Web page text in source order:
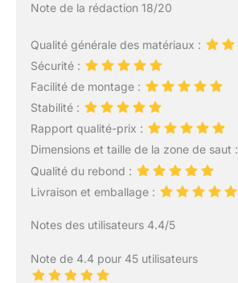
Note de la rédaction 18/20
Qualité générale des matériaux :
Sécurité :
Facilité de montage :
Stabilité :
Rapport qualité-prix :
Dimensions et taille de la zone de saut :
Qualité du rebond :
Livraison et emballage :
Notes des utilisateurs 4.4/5
Note de 4.4 pour 45 utilisateurs